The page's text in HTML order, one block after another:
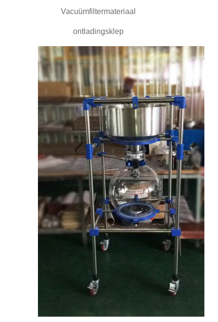
Vacuümfiltermateriaal
ontladingsklep